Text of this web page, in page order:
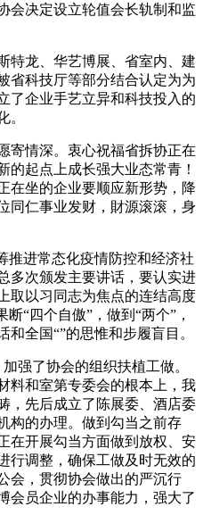
会决定设立轮值会长轨制和监
龙、华艺博展、省室内、建
省科技厅等部分结合认定为为
了企业手艺立异和科技投入的
。
情深。衷心祝福省拆协正在
的起点上成长强大业态常青！
在坐的企业要顺应新形势，降
同仁事业发财，財源滚滚，身
进常态化疫情防控和经济社
多次颁发主要讲话，要认实进
取以习同志为焦点的连结高度
“四个自傲”，做到“两个”，
全国“”的思惟和步履盲目。
了协会的组织扶植工做。
料和室第专委会的根本上，我
，先后成立了陈展委、酒店委
构的办理。做到勾当之前存
在开展勾当方面做到放权、安
行调整，确保工做及时无效的
会，贯彻协会做出的严沉行
会员企业的办事能力，强大了